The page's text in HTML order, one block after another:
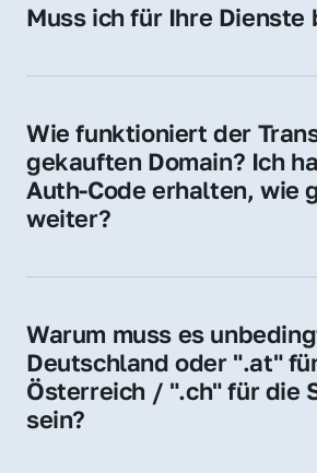
Gebühren an. Diese bewegen
Muss ich für Ihre Dienste
der Domain – ohne
Wie funktioniert der
gekauften Domain? Ich
Auth-Code erhalten, wie
weiter?
Provider, die Domain zu
schnellen Prozess.
Warum muss es
Deutschland oder ".at"
Österreich / ".ch" für die
sein?